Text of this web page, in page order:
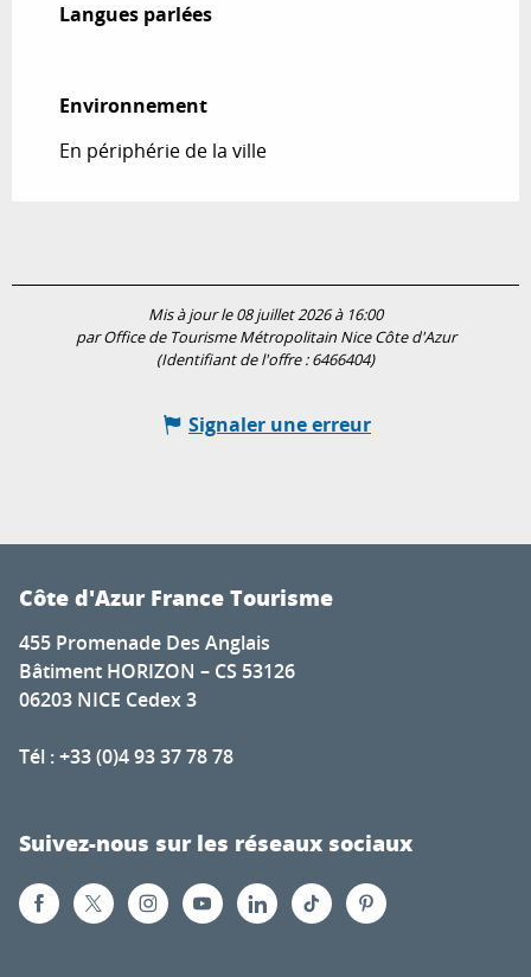
Langues parlées
Langues parlées
Environnement
Environnement
En périphérie de la ville
Mis à jour le 08 juillet 2026 à 16:00
par Office de Tourisme Métropolitain Nice Côte d'Azur
(Identifiant de l'offre :6466404)
Signaler une erreur
Côte d'Azur France Tourisme
455 Promenade Des Anglais
Bâtiment HORIZON – CS 53126
06203 NICE Cedex 3
Tél : +33 (0)4 93 37 78 78
Suivez-nous sur les réseaux sociaux